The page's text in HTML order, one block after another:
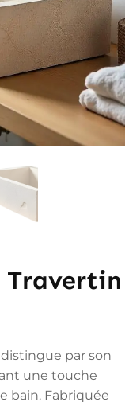
Travertin
par son
une touche
bain. Fabriquée